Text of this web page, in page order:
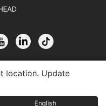
location. Update
English